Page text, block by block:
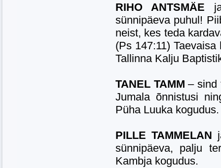
RIHO ANTSMÄE
sünnipäeva puhul!
neist, kes teda
(Ps 147:11)
Tallinna Kalju
TANEL TAMM – sind
Jumala õnnistusi
Püha Luuka kogudus.
PILLE TAMMELAN
sünnipäeva, palju
Kambja kogudus.